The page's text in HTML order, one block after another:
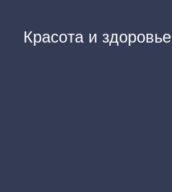
Красота и здоровье